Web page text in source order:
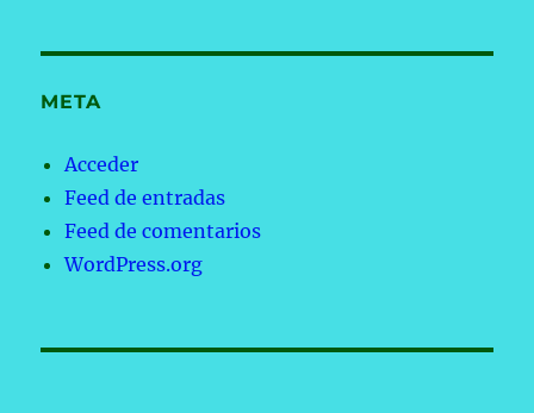
META
Acceder
Feed de entradas
Feed de comentarios
WordPress.org